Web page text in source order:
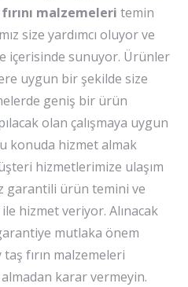
malzemeleri temin
size yardımcı oluyor ve
içerisinde sunuyor. Ürünler
uygun bir şekilde size
geniş bir ürün
olan çalışmaya uygun
konuda hizmet almak
hizmetlerimize ulaşım
garantili ürün temini ve
hizmet veriyor. Alınacak
mutlaka önem
fırın malzemeleri
karar vermeyin.